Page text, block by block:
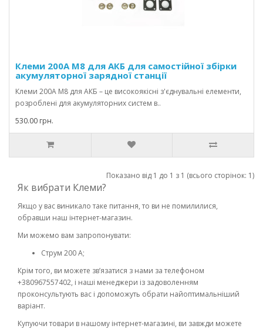
Клеми 200А М8 для АКБ для самостійної збірки
акумуляторної зарядної станції
Клеми 200А М8 для АКБ – це високоякісні з'єднувальні елементи,
розроблені для акумуляторних систем в..
530.00 грн.
Показано від 1 до 1 з 1 (всього сторінок: 1)
Як вибрати Клеми?
Якщо у вас виникало таке питання, то ви не помилилися,
обравши наш інтернет-магазин.
Ми можемо вам запропонувати:
Струм 200 А;
Крім того, ви можете зв’язатися з нами за телефоном
+380967557402, і наші менеджери із задоволенням
проконсультують вас і допоможуть обрати найоптимальніший
варіант.
Купуючи товари в нашому інтернет-магазині, ви завжди можете